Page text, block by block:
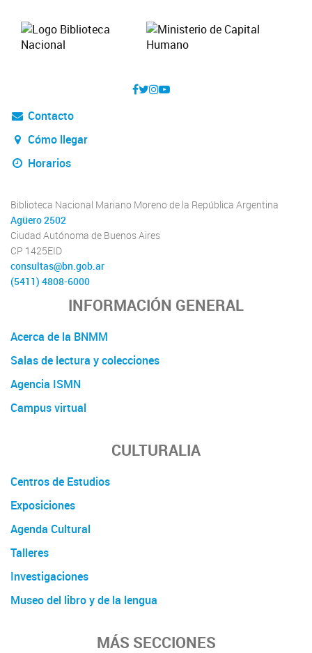
Contacto
Cómo llegar
Horarios
Biblioteca Nacional Mariano Moreno de la República Argentina
Agüero 2502
Ciudad Autónoma de Buenos Aires
CP 1425EID
consultas@bn.gob.ar
(5411) 4808-6000
INFORMACIÓN GENERAL
Acerca de la BNMM
Salas de lectura y colecciones
Agencia ISMN
Campus virtual
CULTURALIA
Centros de Estudios
Exposiciones
Agenda Cultural
Talleres
Investigaciones
Museo del libro y de la lengua
MÁS SECCIONES